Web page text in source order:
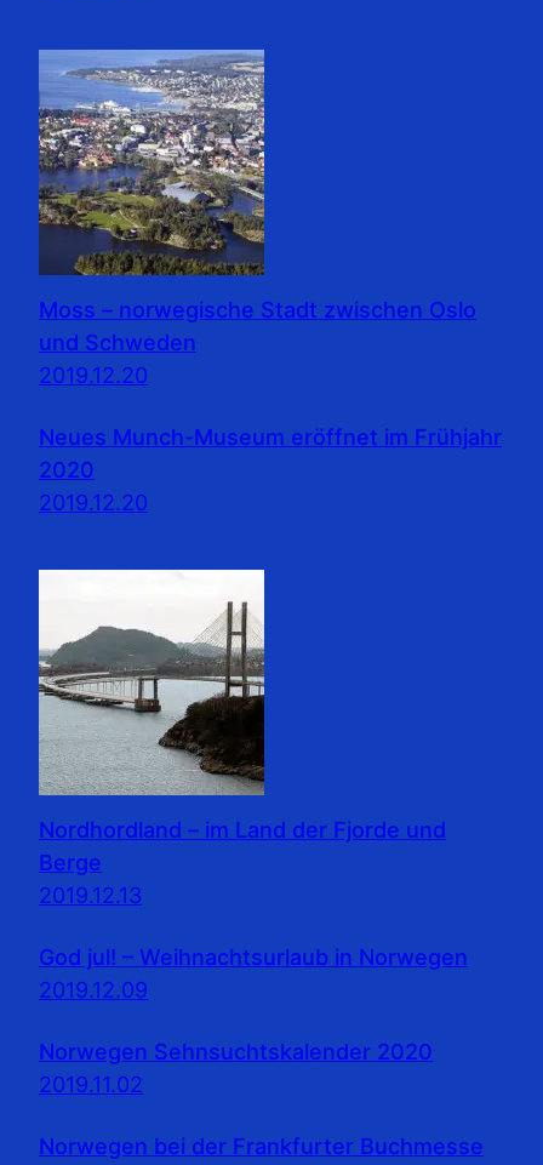
Moss – norwegische Stadt zwischen Oslo
und Schweden
2019.12.20
Neues Munch-Museum eröffnet im Frühjahr
2020
2019.12.20
Nordhordland – im Land der Fjorde und
Berge
2019.12.13
God jul! – Weihnachtsurlaub in Norwegen
2019.12.09
Norwegen Sehnsuchtskalender 2020
2019.11.02
Norwegen bei der Frankfurter Buchmesse